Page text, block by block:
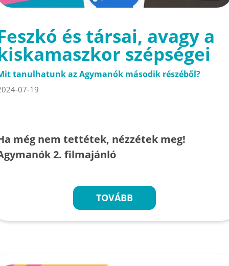
és társai, avagy a
szépségei
tanulhatunk az Agymanók második részéből?
07-19
még nem tettétek, nézzétek meg!
2. filmajánló
TOVÁBB